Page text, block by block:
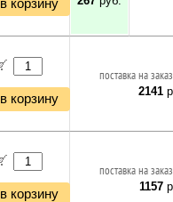
в корзину
в корзину
поставка на
2141
в корзину
поставка на
1157